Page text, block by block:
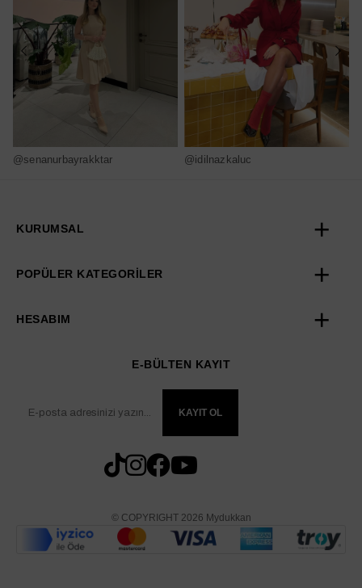
@senanurbayrakktar @idilnazkaluc
KURUMSAL
POPÜLER KATEGORİLER
HESABIM
E-BÜLTEN KAYIT
KAYIT OL
© COPYRIGHT 2026 Mydukkan